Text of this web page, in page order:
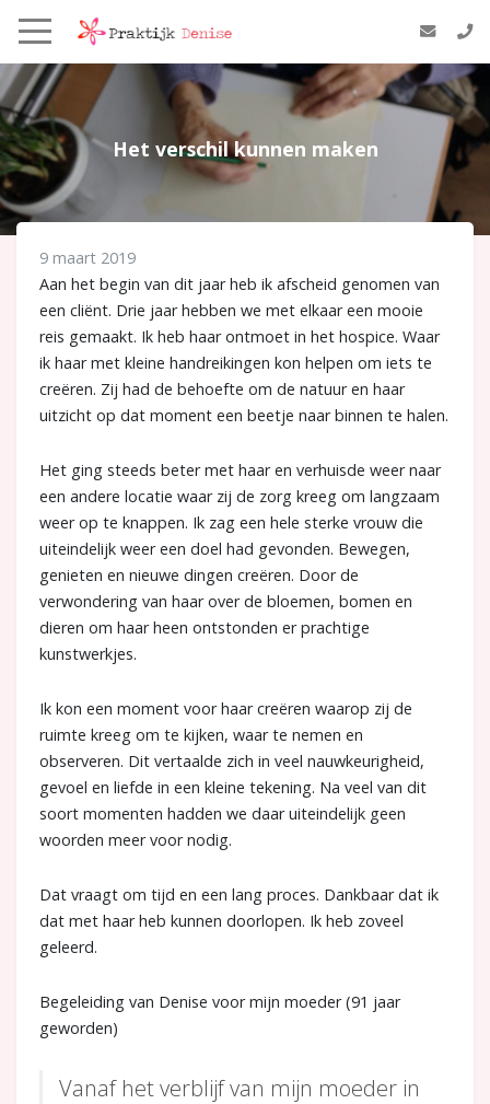
Het verschil kunnen maken
9 maart 2019
Aan het begin van dit jaar heb ik afscheid genomen van
een cliënt. Drie jaar hebben we met elkaar een mooie
reis gemaakt. Ik heb haar ontmoet in het hospice. Waar
ik haar met kleine handreikingen kon helpen om iets te
creëren. Zij had de behoefte om de natuur en haar
uitzicht op dat moment een beetje naar binnen te halen.
Het ging steeds beter met haar en verhuisde weer naar
een andere locatie waar zij de zorg kreeg om langzaam
weer op te knappen. Ik zag een hele sterke vrouw die
uiteindelijk weer een doel had gevonden. Bewegen,
genieten en nieuwe dingen creëren. Door de
verwondering van haar over de bloemen, bomen en
dieren om haar heen ontstonden er prachtige
kunstwerkjes.
Ik kon een moment voor haar creëren waarop zij de
ruimte kreeg om te kijken, waar te nemen en
observeren. Dit vertaalde zich in veel nauwkeurigheid,
gevoel en liefde in een kleine tekening. Na veel van dit
soort momenten hadden we daar uiteindelijk geen
woorden meer voor nodig.
Dat vraagt om tijd en een lang proces. Dankbaar dat ik
dat met haar heb kunnen doorlopen. Ik heb zoveel
geleerd.
Begeleiding van Denise voor mijn moeder (91 jaar
geworden)
Vanaf het verblijf van mijn moeder in